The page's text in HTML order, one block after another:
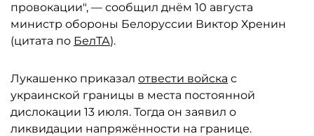
провокации", — сообщил днём 10 августа
министр обороны Белоруссии Виктор Хренин
(цитата по БелТА).
Лукашенко приказал отвести войска с
украинской границы в места постоянной
дислокации 13 июля. Тогда он заявил о
ликвидации напряжённости на границе.